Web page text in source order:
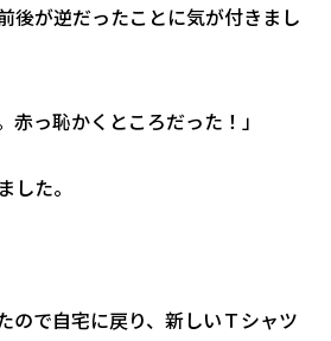
後が逆だったことに気が付きまし
赤っ恥かくところだった！」
した。
ので自宅に戻り、新しいＴシャツ